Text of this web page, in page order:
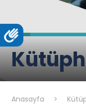
Anasayfa >